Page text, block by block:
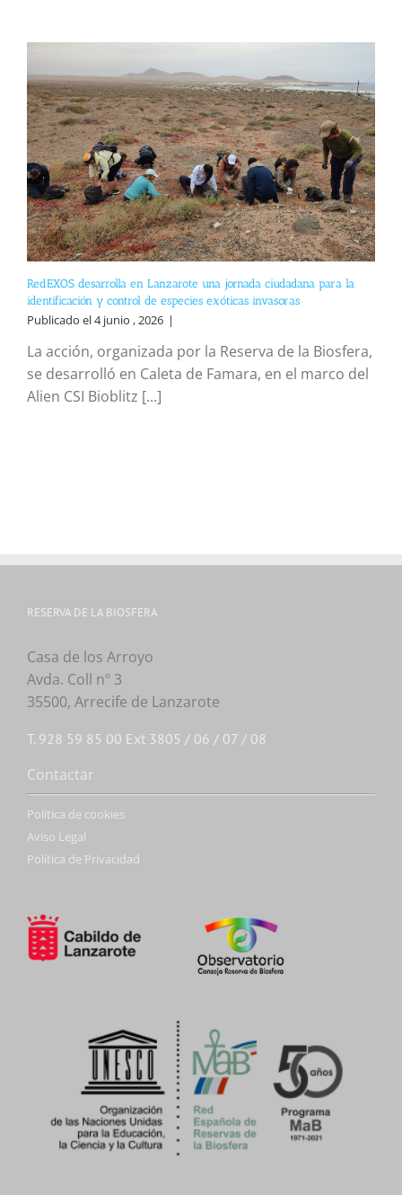
RedEXOS desarrolla en Lanzarote una jornada ciudadana para la
identificación y control de especies exóticas invasoras
Publicado el 4 junio , 2026 |
La acción, organizada por la Reserva de la Biosfera,
se desarrolló en Caleta de Famara, en el marco del
Alien CSI Bioblitz [...]
RESERVA DE LA BIOSFERA
Casa de los Arroyo
Avda. Coll nº 3
35500, Arrecife de Lanzarote
T. 928 59 85 00 Ext 3805 / 06 / 07 / 08
Contactar
Politica de cookies
Aviso Legal
Política de Privacidad